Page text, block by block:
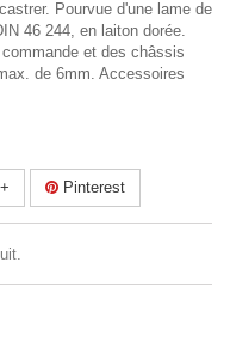
Pourvue d'une lame de
46 244, en laiton dorée.
et des châssis
de 6mm. Accessoires
Pinterest